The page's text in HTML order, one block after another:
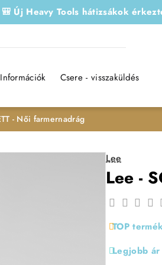
🎒 Új Heavy Tools hátizsákok
Információk Csere - visszaküldés
- Női farmernadrág
Lee
Lee -
TOP
Legjobb ár